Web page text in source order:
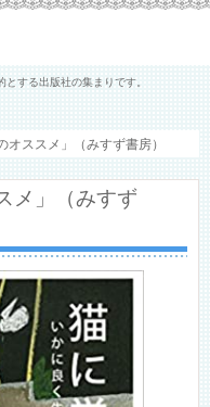
する出版社の集まりです。
オススメ」（みすず書房）
メ」（みすず